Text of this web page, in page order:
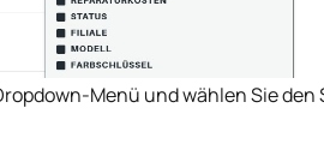
Menü und wählen Sie den